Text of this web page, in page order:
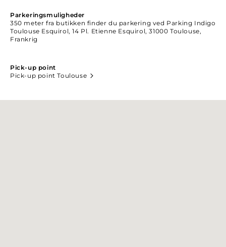
Parkeringsmuligheder
350 meter fra butikken finder du parkering ved Parking Indigo
Toulouse Esquirol, 14 Pl. Etienne Esquirol, 31000 Toulouse,
Frankrig
Pick-up point
Pick-up point Toulouse